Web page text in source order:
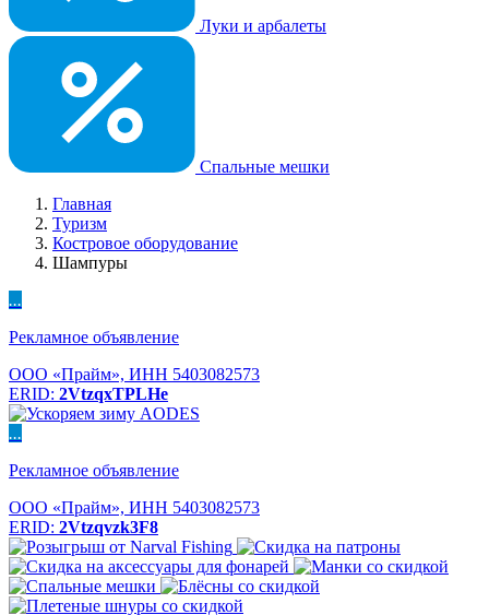
Луки и арбалеты
Спальные мешки
Главная
Туризм
Костровое оборудование
Шампуры
...
Рекламное объявление
ООО «Прайм», ИНН 5403082573
ERID: 2VtzqxTPLHe
...
Рекламное объявление
ООО «Прайм», ИНН 5403082573
ERID: 2Vtzqvzk3F8